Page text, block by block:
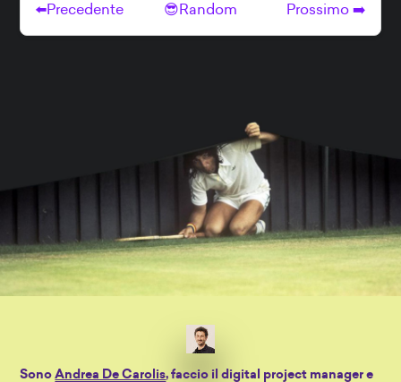
SonoAndrea De Carolis, faccio il digital project manager e